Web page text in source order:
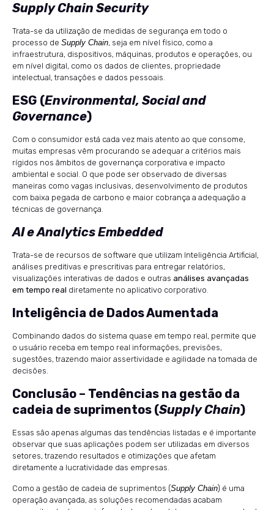
Supply Chain Security
Trata-se da utilização de medidas de segurança em todo o
processo de Supply Chain, seja em nível físico, como a
infraestrutura, dispositivos, máquinas, produtos e operações, ou
em nível digital, como os dados de clientes, propriedade
intelectual, transações e dados pessoais.
ESG (Environmental, Social and
Governance)
Com o consumidor está cada vez mais atento ao que consome,
muitas empresas vêm procurando se adequar a critérios mais
rígidos nos âmbitos de governança corporativa e impacto
ambiental e social. O que pode ser observado de diversas
maneiras como vagas inclusivas, desenvolvimento de produtos
com baixa pegada de carbono e maior cobrança a adequação a
técnicas de governança.
AI e Analytics Embedded
Trata-se de recursos de software que utilizam Inteligência Artificial,
análises preditivas e prescritivas para entregar relatórios,
visualizações interativas de dados e outras análises avançadas
em tempo real diretamente no aplicativo corporativo.
Inteligência de Dados Aumentada
Combinando dados do sistema quase em tempo real, permite que
o usuário receba em tempo real informações, previsões,
sugestões, trazendo maior assertividade e agilidade na tomada de
decisões.
Conclusão – Tendências na gestão da
cadeia de suprimentos (Supply Chain)
Essas são apenas algumas das tendências listadas e é importante
observar que suas aplicações podem ser utilizadas em diversos
setores, trazendo resultados e otimizações que afetam
diretamente a lucratividade das empresas.
Como a gestão de cadeia de suprimentos (Supply Chain) é uma
operação avançada, as soluções recomendadas acabam